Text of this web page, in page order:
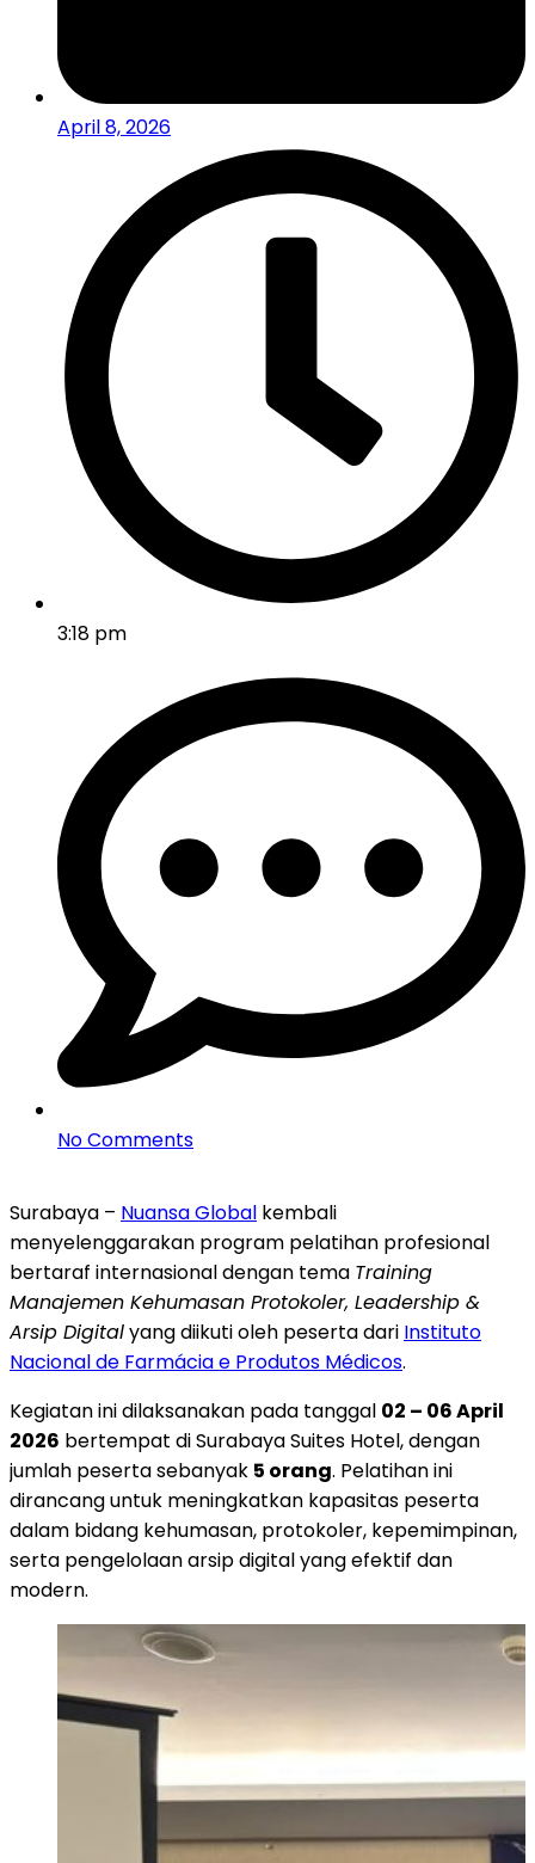
April 8, 2026
3:18 pm
No Comments
Surabaya – Nuansa Global kembali
menyelenggarakan program pelatihan profesional
bertaraf internasional dengan tema Training
Manajemen Kehumasan Protokoler, Leadership &
Arsip Digitalyang diikuti oleh peserta dari Instituto
Nacional de Farmácia e Produtos Médicos.
Kegiatan ini dilaksanakan pada tanggal 02 – 06 April
2026 bertempat di Surabaya Suites Hotel, dengan
jumlah peserta sebanyak 5 orang. Pelatihan ini
dirancang untuk meningkatkan kapasitas peserta
dalam bidang kehumasan, protokoler, kepemimpinan,
serta pengelolaan arsip digital yang efektif dan
modern.